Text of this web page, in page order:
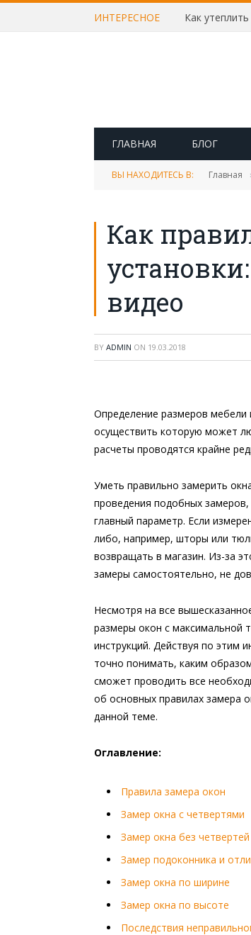
ИНТЕРЕСНОЕ
ГЛАВНАЯ БЛОГ
ВЫ НАХОДИТЕСЬ В: Главная
Как
видео
BY ADMIN ON 19.03.2018
Определение размеров
осуществить которую может
расчеты проводятся крайне
Уметь правильно замерить
проведения подобных
главный параметр. Если
либо, например, шторы или
возвращать в магазин. Из-за
замеры самостоятельно, не
Несмотря на все
размеры окон с максимальной
инструкций. Действуя по этим
точно понимать, каким
сможет проводить все
об основных правилах замера
данной теме.
Оглавление:
Правила замера окон
Замер окна с четвертями
Замер окна без четвертей
Замер подоконника и
Замер окна по ширине
Замер окна по высоте
Последствия